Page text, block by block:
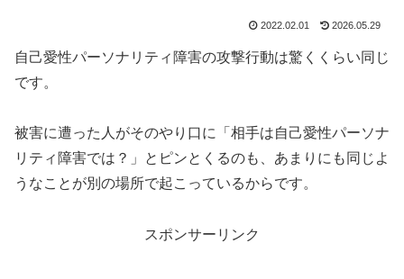
2022.02.01 2026.05.29
自己愛性パーソナリティ障害の攻撃行動は驚くくらい同じ
です。
被害に遭った人がそのやり口に「相手は自己愛性パーソナ
リティ障害では？」とピンとくるのも、あまりにも同じよ
うなことが別の場所で起こっているからです。
スポンサーリンク